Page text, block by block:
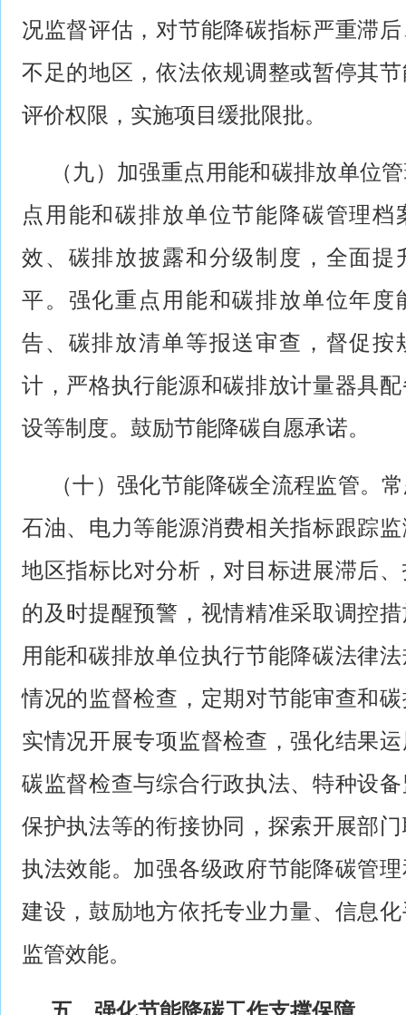
况监督评估，对节能降碳指标严重滞
不足的地区，依法依规调整或暂停其
评价权限，实施项目缓批限批。
（九）加强重点用能和碳排放单位
点用能和碳排放单位节能降碳管理档
效、碳排放披露和分级制度，全面提
平。强化重点用能和碳排放单位年度
告、碳排放清单等报送审查，督促按
计，严格执行能源和碳排放计量器具
设等制度。鼓励节能降碳自愿承诺。
（十）强化节能降碳全流程监管。
石油、电力等能源消费相关指标跟踪
地区指标比对分析，对目标进展滞后
的及时提醒预警，视情精准采取调控
用能和碳排放单位执行节能降碳法律
情况的监督检查，定期对节能审查和
实情况开展专项监督检查，强化结果
碳监督检查与综合行政执法、特种设
保护执法等的衔接协同，探索开展部
执法效能。加强各级政府节能降碳管
建设，鼓励地方依托专业力量、信息
监管效能。